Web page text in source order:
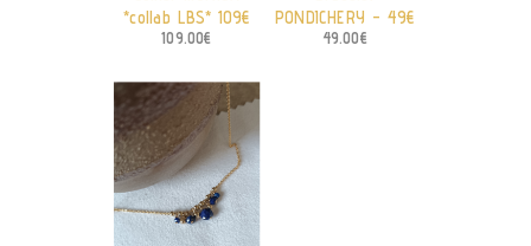
*collab LBS* 109€
109.00€
PONDICHERY – 49€
49.00€